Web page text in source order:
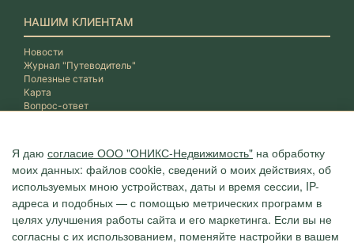
Я даю согласие ООО "ОНИКС-Недвижимость" на обработку
моих данных: файлов cookie, сведений о моих действиях, об
используемых мною устройствах, даты и время сессии, IP-
адреса и подобных — с помощью метрических программ в
целях улучшения работы сайта и его маркетинга. Если вы не
согласны с их использованием, поменяйте настройки в вашем
НАШИМ КЛИЕНТАМ
Новости
Журнал "Путеводитель"
Полезные статьи
Карта
Вопрос-ответ